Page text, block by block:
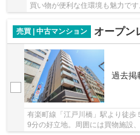
買い物が便利な住環境も魅力で
売買 | 中古マンション オープンレ
過去掲
有楽町線「江戸川橋」駅より徒
9分の好立地。周囲には買物施設